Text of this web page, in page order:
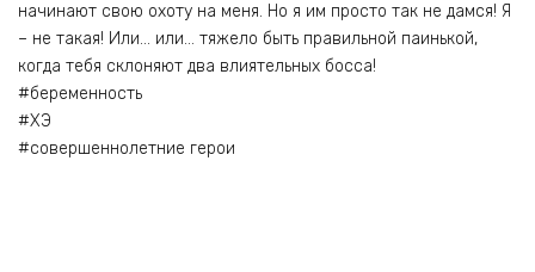
начинают свою охоту на меня. Но я им просто так не дамся! Я
– не такая! Или… или… тяжело быть правильной паинькой,
когда тебя склоняют два влиятельных босса!
#беременность
#ХЭ
#совершеннолетние герои